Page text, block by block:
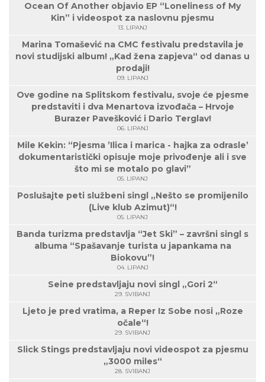
Ocean Of Another objavio EP “Loneliness of My
Kin” i videospot za naslovnu pjesmu
13. LIPANJ
Marina Tomašević na CMC festivalu predstavila je
novi studijski album! „Kad žena zapjeva“ od danas u
prodaji!
09. LIPANJ
Ove godine na Splitskom festivalu, svoje će pjesme
predstaviti i dva Menartova izvođača – Hrvoje
Burazer Pavešković i Dario Terglav!
06. LIPANJ
Mile Kekin: “Pjesma ’Ilica i marica - hajka za odrasle’
dokumentaristički opisuje moje privođenje ali i sve
što mi se motalo po glavi”
05. LIPANJ
Poslušajte peti službeni singl „Nešto se promijenilo
(Live klub Azimut)“!
05. LIPANJ
Banda turizma predstavlja “Jet Ski” – završni singl s
albuma “Spašavanje turista u japankama na
Biokovu”!
04. LIPANJ
Seine predstavljaju novi singl „Gori 2“
29. SVIBANJ
Ljeto je pred vratima, a Reper Iz Sobe nosi „Roze
očale“!
29. SVIBANJ
Slick Stings predstavljaju novi videospot za pjesmu
„3000 miles“
28. SVIBANJ